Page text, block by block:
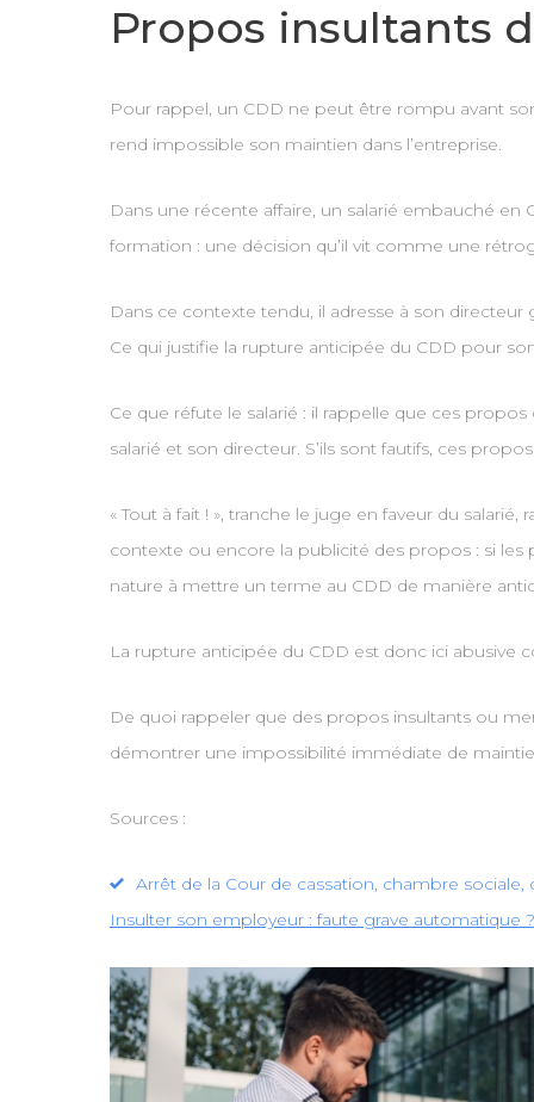
Propos insultants
Pour rappel, un CDD ne peut être rompu avant
rend impossible son maintien dans l’entreprise.
Dans une récente affaire, un salarié embauché
formation : une décision qu’il vit comme une
Dans ce contexte tendu, il adresse à son
Ce qui justifie la rupture anticipée du CDD pour
Ce que réfute le salarié : il rappelle que ces
salarié et son directeur. S’ils sont fautifs, ces
« Tout à fait ! », tranche le juge en faveur du
contexte ou encore la publicité des propos : si les
nature à mettre un terme au CDD de manière
La rupture anticipée du CDD est donc ici
De quoi rappeler que des propos insultants ou
démontrer une impossibilité immédiate de
Sources :
Arrêt de la Cour de cassation, chambre sociale,
Insulter son employeur : faute grave automatique ?